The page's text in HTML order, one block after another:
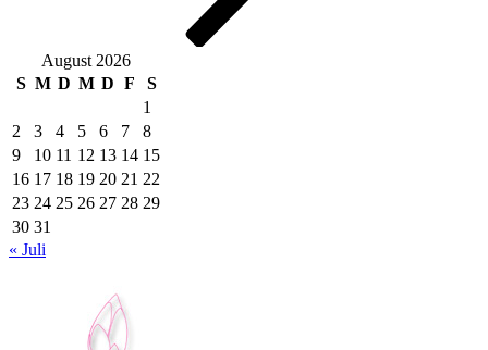
August 2026
S M D M D F
S
1
2
3 4 5 6 7
8
9
10 11 12 13 14 15
16 17 18 19 20 21 22
23 24 25 26 27 28 29
30 31
« Juli